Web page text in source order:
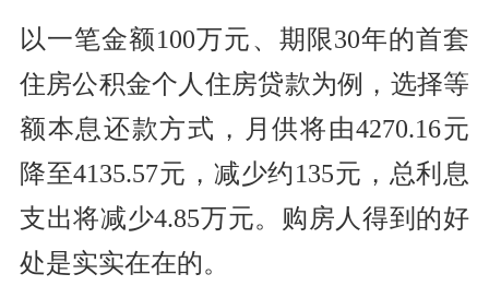
以一笔金额100万元、期限30年的首套
住房公积金个人住房贷款为例，选择等
额本息还款方式，月供将由4270.16元
降至4135.57元，减少约135元，总利息
支出将减少4.85万元。购房人得到的好
处是实实在在的。